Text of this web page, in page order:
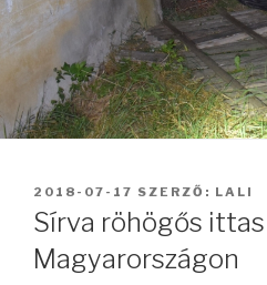
BEKÜLDVE:
2018-07-17 SZERZŐ: LALI
Sírva röhögős
Magyarországon